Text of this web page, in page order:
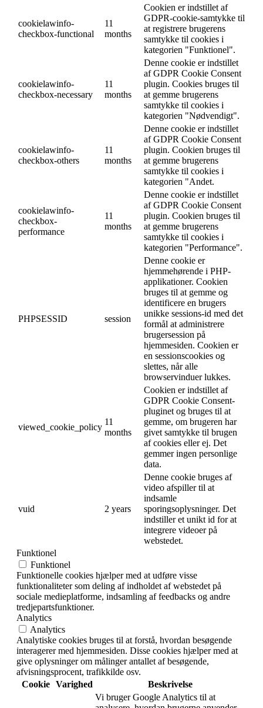
cookielawinfo-
checkbox-functional
11
months
Cookien er indstillet af
GDPR-cookie-samtykke til
at registrere brugerens
samtykke til cookies i
kategorien "Funktionel".
cookielawinfo-
checkbox-necessary
11
months
Denne cookie er indstillet
af GDPR Cookie Consent
plugin. Cookies bruges til
at gemme brugerens
samtykke til cookies i
kategorien "Nødvendigt".
cookielawinfo-
checkbox-others
11
months
Denne cookie er indstillet
af GDPR Cookie Consent
plugin. Cookien bruges til
at gemme brugerens
samtykke til cookies i
kategorien "Andet.
cookielawinfo-
checkbox-
performance
11
months
Denne cookie er indstillet
af GDPR Cookie Consent
plugin. Cookien bruges til
at gemme brugerens
samtykke til cookies i
kategorien "Performance".
PHPSESSID session
Denne cookie er
hjemmehørende i PHP-
applikationer. Cookien
bruges til at gemme og
identificere en brugers
unikke sessions-id med det
formål at administrere
brugersession på
hjemmesiden. Cookien er
en sessionscookies og
slettes, når alle
browservinduer lukkes.
viewed_cookie_policy
11
months
Cookien er indstillet af
GDPR Cookie Consent-
pluginet og bruges til at
gemme, om brugeren har
givet samtykke til brugen
af cookies eller ej. Det
gemmer ingen personlige
data.
vuid 2 years
Denne cookie bruges af
video afspiller til at
indsamle
sporingsoplysninger. Det
indstiller et unikt id for at
integrere videoer på
webstedet.
Funktionel
Funktionel
Funktionelle cookies hjælper med at udføre visse
funktionaliteter som deling af indholdet af webstedet på
sociale medieplatforme, indsamling af feedbacks og andre
tredjepartsfunktioner.
Analytics
Analytics
Analytiske cookies bruges til at forstå, hvordan besøgende
interagerer med hjemmesiden. Disse cookies hjælper med at
give oplysninger om målinger antallet af besøgende,
afvisningsprocent, trafikkilde osv.
Cookie Varighed
Beskrivelse
Vi bruger Google Analytics til at